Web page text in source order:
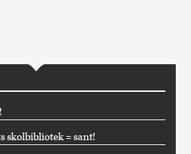
skolbibliotek = sant!